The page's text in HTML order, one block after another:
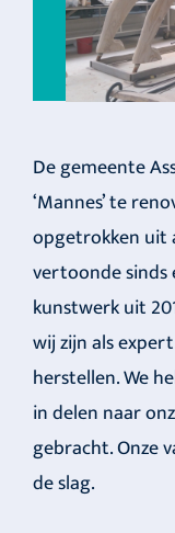
De gemeente
‘Mannes’ te
opgetrokken uit
vertoonde sinds
kunstwerk uit
wij zijn als
herstellen. We
in delen naar
gebracht. Onze
de slag.